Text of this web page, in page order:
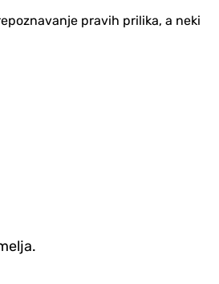
pravih prilika, a neki